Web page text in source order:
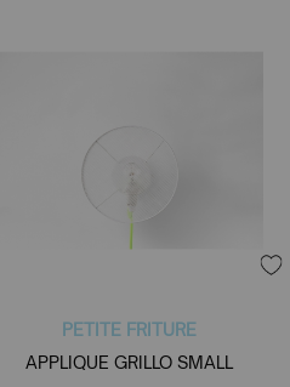
PETITE FRITURE
APPLIQUE GRILLO SMALL